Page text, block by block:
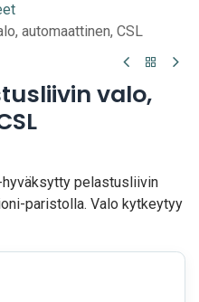
automaattinen, CSL
valo,
hyväksytty pelastusliivin
paristolla. Valo kytkeytyy